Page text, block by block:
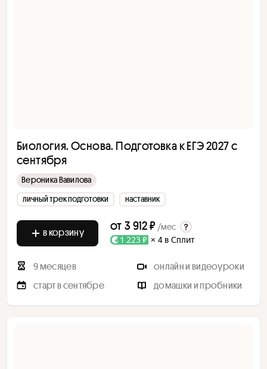
Биология. Основа. Подготовка к ЕГЭ 2027 с
сентября
Вероника Вавилова
личный трек подготовки
наставник
в корзину от 3 912 ₽ /мес
1 223 ₽ × 4 в Сплит
9 месяцев
онлайн и видеоуроки
старт в сентябре
домашки и пробники